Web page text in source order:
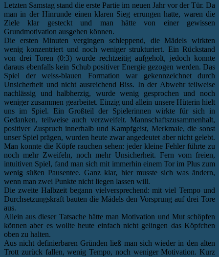
Letzten Samstag stand die erste Partie im neuen Jahr vor der Tür. Da
man in der Hinrunde einen klaren Sieg errungen hatte, waren die
Ziele klar gesteckt und man hätte von einer gewissen
Grundmotivation ausgehen können.
Die ersten Minuten vergingen schleppend, die Mädels wirkten
wenig konzentriert und noch weniger strukturiert. Ein Rückstand
von drei Toren (0:3) wurde rechtzeitig aufgeholt, jedoch konnte
daraus ebenfalls kein Schub positiver Energie gezogen werden. Das
Spiel der weiss-blauen Formation war gekennzeichnet durch
Unsicherheit und nicht ausreichend Biss. In der Abwehr teilweise
nachlässig und halbherzig, wurde wenig gesprochen und noch
weniger zusammen gearbeitet. Einzig und allein unsere Hüterin hielt
uns im Spiel. Ein Großteil der Spielerinnen wirkte für sich in
Gedanken, teilweise auch verzweifelt. Mannschaftszusammenhalt,
positiver Zuspruch innerhalb und Kampfgeist, Merkmale, die sonst
unser Spiel prägen, wurden heute zwar angedeutet aber nicht gelebt.
Man konnte die Köpfe rauchen sehen: jeder kleine Fehler führte zu
noch mehr Zweifeln, noch mehr Unsicherheit. Fern vom freien,
intuitiven Spiel, fand man sich mit immerhin einem Tor im Plus zum
wenig süßen Pausentee. Ganz klar, hier musste sich was ändern,
wenn man zwei Punkte nicht liegen lassen will.
Die zweite Halbzeit begann vielversprechend: mit viel Tempo und
Durchsetzungskraft bauten die Mädels den Vorsprung auf drei Tore
aus.
Allein aus dieser Tatsache hätte man Motivation und Mut schöpfen
können aber es wollte heute einfach nicht gelingen das Köpfchen
oben zu halten.
Aus nicht definierbaren Gründen ließ man sich wieder in den alten
Trott zurück fallen, wenig Tempo, noch weniger Motivation. Kurz